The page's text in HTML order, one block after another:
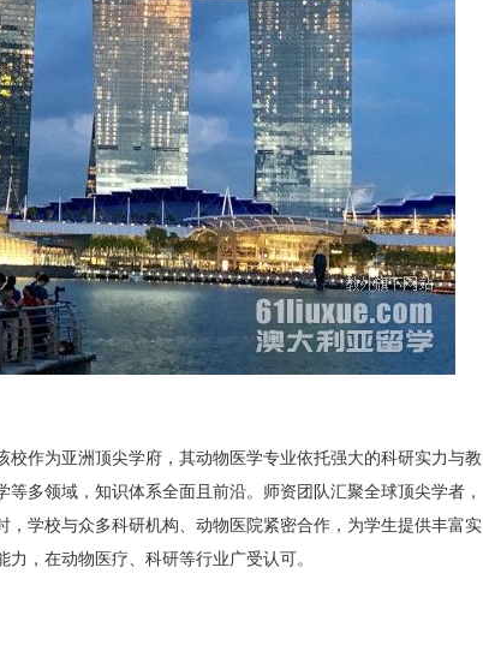
校作为亚洲顶尖学府，其动物医学专业依托强大的科研实力与教
多领域，知识体系全面且前沿。师资团队汇聚全球顶尖学者，
，学校与众多科研机构、动物医院紧密合作，为学生提供丰富实
，在动物医疗、科研等行业广受认可。